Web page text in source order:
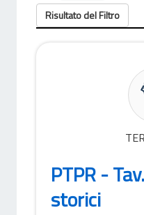
Risultato del Filtro
PTPR -
storici